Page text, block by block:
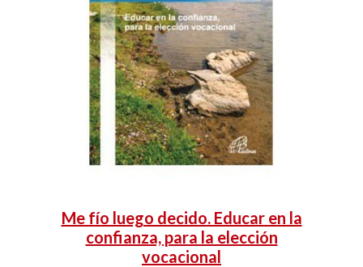
Me fío luego decido. Educar en la
confianza, para la elección
vocacional